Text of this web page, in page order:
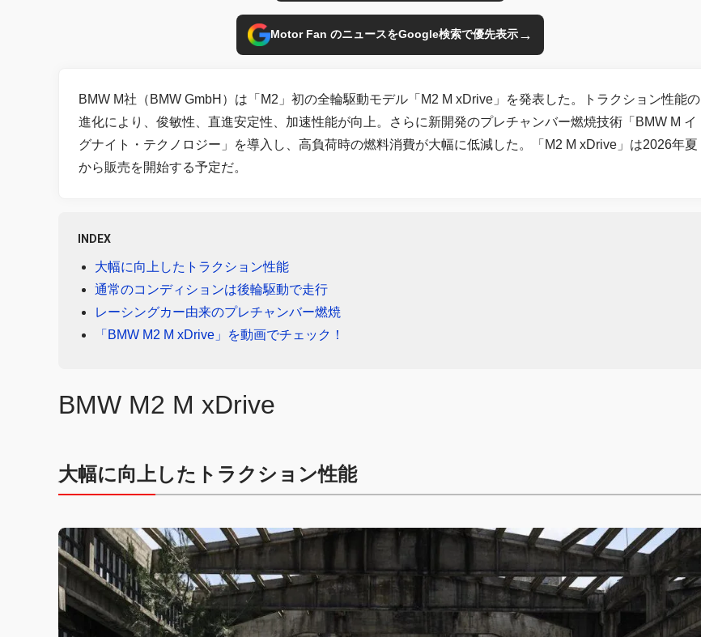
Motor Fan のニュースをGoogle検索で優先表示→
BMW M社（BMW GmbH）は「M2」初の全輪駆動モデル「M2 M xDrive」を発表した。トラクション性能の
進化により、俊敏性、直進安定性、加速性能が向上。さらに新開発のプレチャンバー燃焼技術「BMW M イ
グナイト・テクノロジー」を導入し、高負荷時の燃料消費が大幅に低減した。「M2 M xDrive」は2026年夏
から販売を開始する予定だ。
INDEX
大幅に向上したトラクション性能
通常のコンディションは後輪駆動で走行
レーシングカー由来のプレチャンバー燃焼
「BMW M2 M xDrive」を動画でチェック！
BMW M2 M xDrive
大幅に向上したトラクション性能